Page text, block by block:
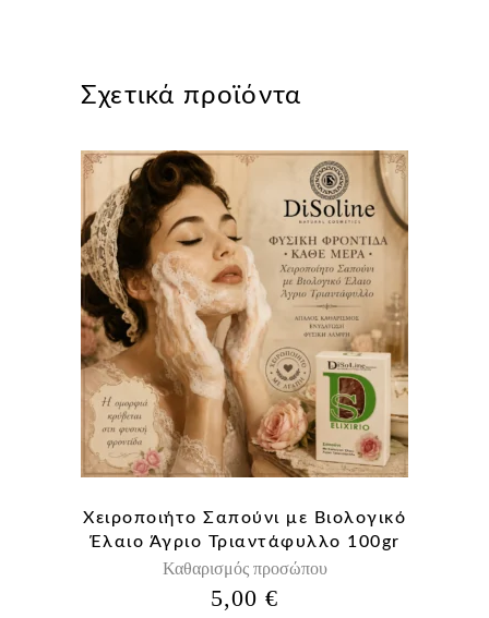
Σχετικά προϊόντα
Χειροποιήτο Σαπούνι με Βιολογικό
Έλαιο Άγριο Τριαντάφυλλο 100gr
Καθαρισμός προσώπου
5,00€